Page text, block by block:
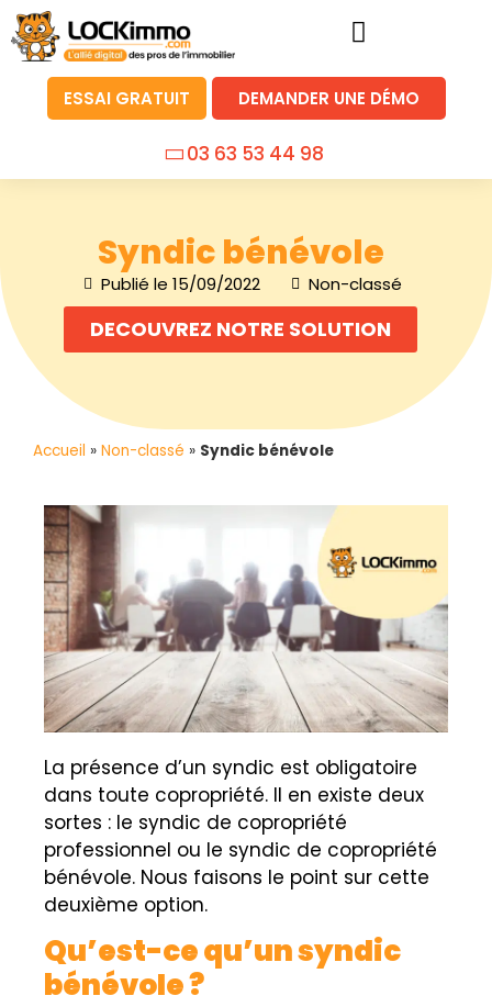
ESSAI GRATUIT DEMANDER UNE DÉMO
03 63 53 44 98
Syndic bénévole
Publié le 15/09/2022 Non-classé
DECOUVREZ NOTRE SOLUTION
Accueil » Non-classé » Syndic bénévole
La présence d’un syndic est obligatoire
dans toute copropriété. Il en existe deux
sortes : le syndic de copropriété
professionnel ou le syndic de copropriété
bénévole. Nous faisons le point sur cette
deuxième option.
Qu’est-ce qu’un syndic
bénévole ?